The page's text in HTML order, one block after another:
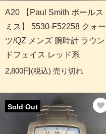
A20 【Paul Smith ポールス
ミス】 5530-F52258 クォー
ツ/QZ メンズ 腕時計 ラウン
ドフェイス レッド系
2,800円(税込) 売り切れ
Sold Out